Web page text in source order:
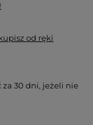
od ręki
za 30 dni, jeżeli nie